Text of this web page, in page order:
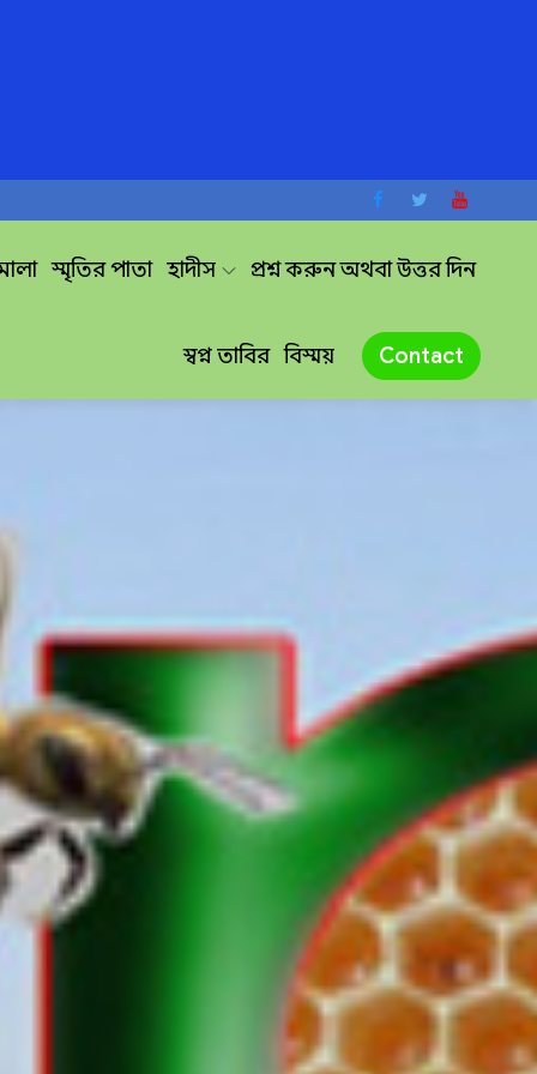
স্মৃতির পাতা হাদীস প্রশ্ন করুন অথবা উত্তর দিন
স্বপ্ন তাবির বিস্ময় Contact